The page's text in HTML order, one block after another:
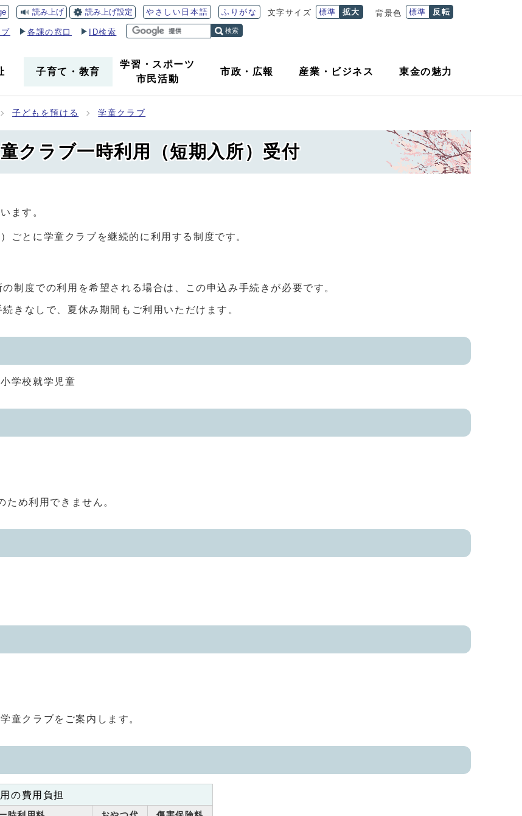
読み上げ 読み上げ設定 やさしい日本語 ふりがな 文字サイズ 標準 拡大 背景色 標準 反転
各課の窓口 ID検索 検索
子育て ・ 教育
学習・スポーツ
市民活動
市政 ・ 広報 産業 ・ ビジネス 東金の魅力
子どもを預ける 学童クラブ
クラブ一時利用（短期入所）受付
ます。
ごとに学童クラブを継続的に利用する制度です。
制度での利用を希望される場合は、この申込み手続きが必要です。
きなしで、夏休み期間もご利用いただけます。
学校就学児童
め利用できません。
童クラブをご案内します。
の費用負担